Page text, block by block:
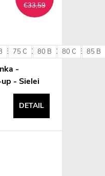
+ ďalšie
E 85 C 85 D 85 E 90
€33,59
75 C 80 B 80 C 85 B
-
- Sielei
DETAIL